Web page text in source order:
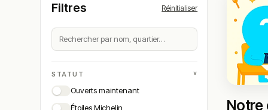
Filtres Réinitialiser
STATUT ˅
Ouverts maintenant
Étoiles Michelin
Notre